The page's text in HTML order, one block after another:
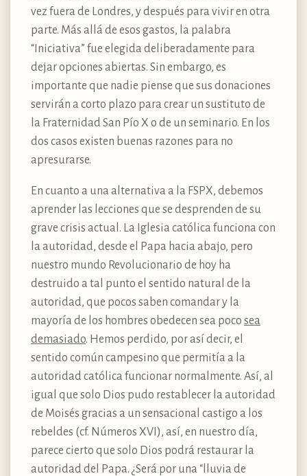
vez fuera de Londres, y después para vivir en otra
parte. Más allá de esos gastos, la palabra
“Iniciativa” fue elegida deliberadamente para
dejar opciones abiertas. Sin embargo, es
importante que nadie piense que sus donaciones
servirán a corto plazo para crear un sustituto de
la Fraternidad San Pío X o de un seminario. En los
dos casos existen buenas razones para no
apresurarse.
En cuanto a una alternativa a la FSPX, debemos
aprender las lecciones que se desprenden de su
grave crisis actual. La Iglesia católica funciona con
la autoridad, desde el Papa hacia abajo, pero
nuestro mundo Revolucionario de hoy ha
destruido a tal punto el sentido natural de la
autoridad, que pocos saben comandar y la
mayoría de los hombres obedecen sea poco sea
demasiado. Hemos perdido, por así decir, el
sentido común campesino que permitía a la
autoridad católica funcionar normalmente. Así, al
igual que solo Dios pudo restablecer la autoridad
de Moisés gracias a un sensacional castigo a los
rebeldes (cf. Números XVI), así, en nuestro día,
parece cierto que solo Dios podrá restaurar la
autoridad del Papa. ¿Será por una “lluvia de